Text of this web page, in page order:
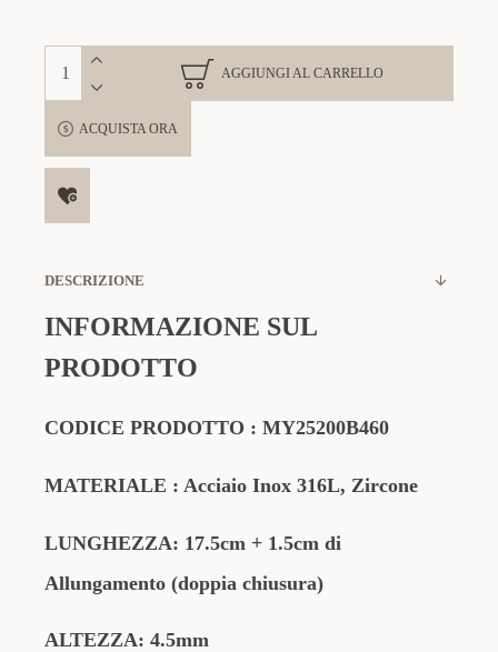
AGGIUNGI AL CARRELLO
ACQUISTA ORA
DESCRIZIONE
INFORMAZIONE SUL
PRODOTTO
CODICE PRODOTTO : MY25200B460
MATERIALE : Acciaio Inox 316L, Zircone
LUNGHEZZA: 17.5cm + 1.5cm di
Allungamento (doppia chiusura)
ALTEZZA: 4.5mm